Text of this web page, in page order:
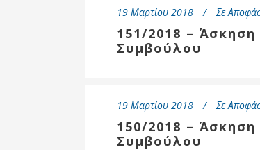
19 Μαρτίου 2018 Σε
151/2018 –
Συμβούλου
19 Μαρτίου 2018 Σε
150/2018 –
Συμβούλου